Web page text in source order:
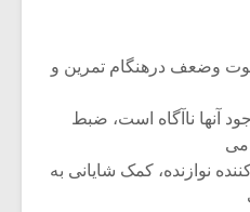
قوت وضعف درهنگام تمرین و
آنها ناآگاه است، ضبط
می
نوازنده، کمک شایانی به